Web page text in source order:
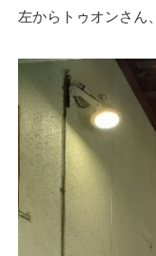
左からトゥオンさん